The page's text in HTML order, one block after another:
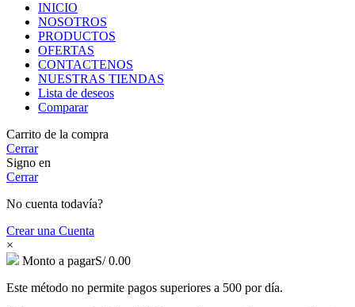
INICIO
NOSOTROS
PRODUCTOS
OFERTAS
CONTACTENOS
NUESTRAS TIENDAS
Lista de deseos
Comparar
Carrito de la compra
Cerrar
Signo en
Cerrar
No cuenta todavía?
Crear una Cuenta
×
Monto a pagarS/0.00
Este método no permite pagos superiores a 500 por día.